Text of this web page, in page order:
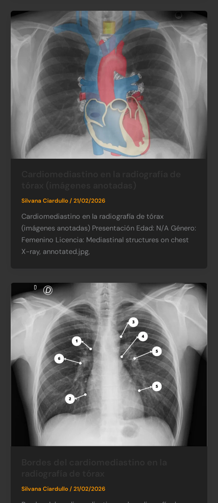
Silvana Ciardullo/21/02/2026
Cardiomediastino en la radiografía de tórax
(imágenes anotadas) Presentación Edad: N/A​ Género:
Femenino​ Licencia: Mediastinal structures on chest
X-ray, annotated.jpg,
Silvana Ciardullo/21/02/2026